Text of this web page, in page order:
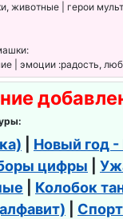
животные | герои
| эмоции :радость,
Новый год
цифры
Колобок
Спорт